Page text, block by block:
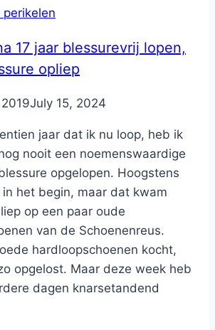
17 jaar blessurevrij lopen,
opliep
July 15, 2024
jaar dat ik nu loop, heb ik
nooit een noemenswaardige
opgelopen. Hoogstens
in het begin, maar dat kwam
op een paar oude
van de Schoenenreus.
hardloopschoenen kocht,
opgelost. Maar deze week heb
dagen knarsetandend